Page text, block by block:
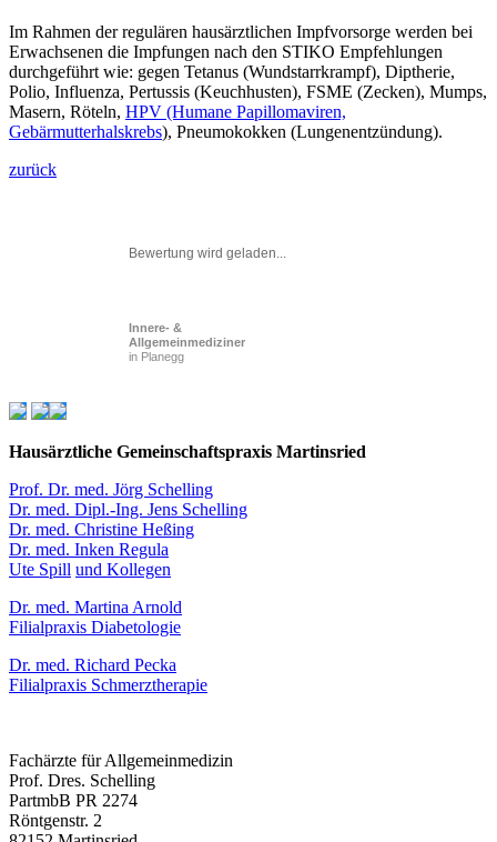
Im Rahmen der regulären hausärztlichen Impfvorsorge werden bei
Erwachsenen die Impfungen nach den STIKO Empfehlungen
durchgeführt wie: gegen Tetanus (Wundstarrkrampf), Diptherie,
Polio, Influenza, Pertussis (Keuchhusten), FSME (Zecken), Mumps,
Masern, Röteln, HPV (Humane Papillomaviren,
Gebärmutterhalskrebs), Pneumokokken (Lungenentzündung).
zurück
Bewertung wird geladen...
Innere- &
Allgemeinmediziner
in Planegg
Hausärztliche Gemeinschaftspraxis Martinsried
Prof. Dr. med. Jörg Schelling
Dr. med. Dipl.-Ing. Jens Schelling
Dr. med. Christine Heßing
Dr. med. Inken Regula
Ute Spill und Kollegen
Dr. med. Martina Arnold
Filialpraxis Diabetologie
Dr. med. Richard Pecka
Filialpraxis Schmerztherapie
Fachärzte für Allgemeinmedizin
Prof. Dres. Schelling
PartmbB PR 2274
Röntgenstr. 2